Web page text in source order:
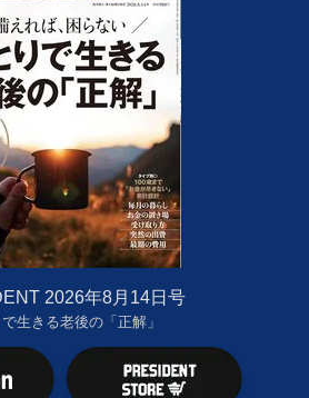
2026年8月14日号
生きる老後の「正解」